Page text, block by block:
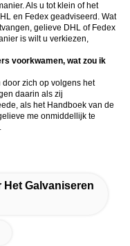
Als u tot klein of het
en Fedex geadviseerd. Wat
gelieve DHL of Fedex
is wilt u verkiezen,
voorkwamen, wat zou ik
zich op volgens het
daarin als zij
als het Handboek van de
me onmiddellijk te
Galvaniseren